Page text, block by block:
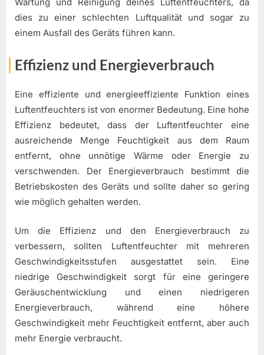
dies zu einer schlechten Luftqualität und sogar zu
einem Ausfall des Geräts führen kann.
Effizienz und Energieverbrauch
Eine effiziente und energieeffiziente Funktion eines
Luftentfeuchters ist von enormer Bedeutung. Eine hohe
Effizienz bedeutet, dass der Luftentfeuchter eine
ausreichende Menge Feuchtigkeit aus dem Raum
entfernt, ohne unnötige Wärme oder Energie zu
verschwenden. Der Energieverbrauch bestimmt die
Betriebskosten des Geräts und sollte daher so gering
wie möglich gehalten werden.
Um die Effizienz und den Energieverbrauch zu
verbessern, sollten Luftentfeuchter mit mehreren
Geschwindigkeitsstufen ausgestattet sein. Eine
niedrige Geschwindigkeit sorgt für eine geringere
Geräuschentwicklung und einen niedrigeren
Energieverbrauch, während eine höhere
Geschwindigkeit mehr Feuchtigkeit entfernt, aber auch
mehr Energie verbraucht.